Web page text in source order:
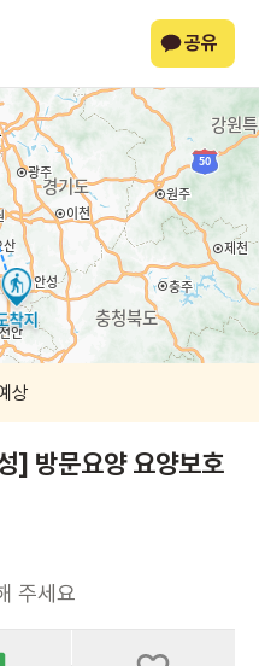
공유
상
방문요양 요양보호
주세요